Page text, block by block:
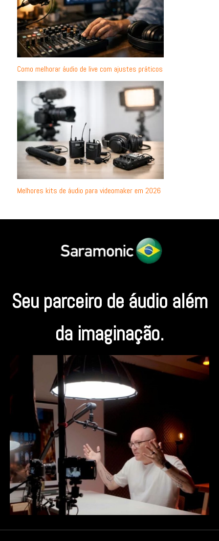
Como melhorar áudio de live com ajustes práticos
Melhores kits de áudio para videomaker em 2026
Seu parceiro de áudio além
da imaginação.